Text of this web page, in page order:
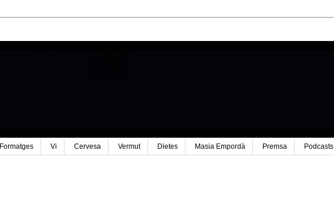
Formatges Vi Cervesa Vermut Dietes Masia Empordà Premsa Podcasts